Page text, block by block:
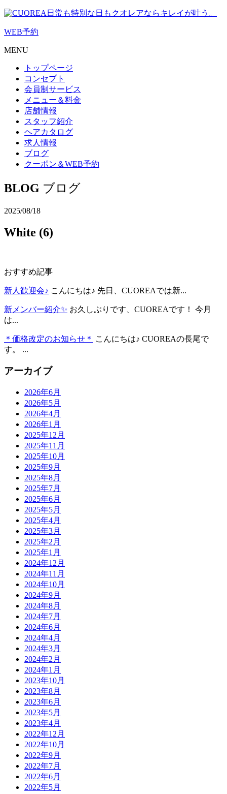
日常も特別な日もクオレアならキレイが叶う。
WEB予約
MENU
トップページ
コンセプト
会員制サービス
メニュー＆料金
店舗情報
スタッフ紹介
ヘアカタログ
求人情報
ブログ
クーポン＆WEB予約
BLOG ブログ
2025/08/18
White (6)
おすすめ記事
新人歓迎会♪ こんにちは♪ 先日、CUOREAでは新...
新メンバー紹介✨ お久しぶりです、CUOREAです！ 今月
は...
＊価格改定のお知らせ＊
こんにちは♪ CUOREAの長尾で
す。 ...
アーカイブ
2026年6月
2026年5月
2026年4月
2026年1月
2025年12月
2025年11月
2025年10月
2025年9月
2025年8月
2025年7月
2025年6月
2025年5月
2025年4月
2025年3月
2025年2月
2025年1月
2024年12月
2024年11月
2024年10月
2024年9月
2024年8月
2024年7月
2024年6月
2024年4月
2024年3月
2024年2月
2024年1月
2023年10月
2023年8月
2023年6月
2023年5月
2023年4月
2022年12月
2022年10月
2022年9月
2022年7月
2022年6月
2022年5月